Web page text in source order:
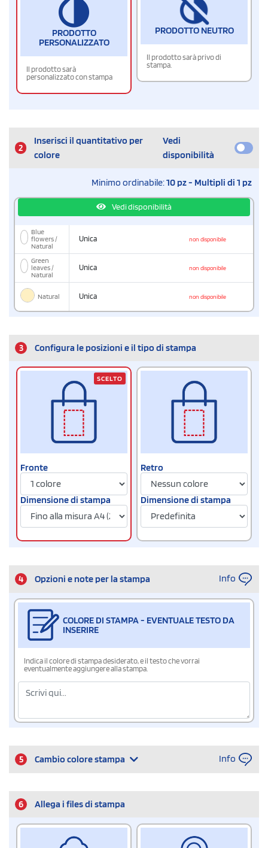
PRODOTTO
PERSONALIZZATO
Il prodotto sarà
personalizzato con stampa
PRODOTTO NEUTRO
Il prodotto sarà privo di
stampa.
2
Inserisci il quantitativo per
colore
Vedi
disponibilità
Minimo ordinabile:10 pz - Multipli di 1 pz
Vedi disponibilità
Blue
flowers /
Natural
Unica non disponibile
Green
leaves /
Natural
Unica non disponibile
Natural Unica non disponibile
3 Configura le posizioni e il tipo di stampa
Fronte
Dimensione di stampa
SCELTO
Retro
Dimensione di stampa
4 Opzioni e note per la stampa Info
COLORE DI STAMPA - EVENTUALE TESTO DA
INSERIRE
Indica il colore di stampa desiderato, e il testo che vorrai
eventualmente aggiungere alla stampa.
5 Cambio colore stampa Info
6 Allega i files di stampa